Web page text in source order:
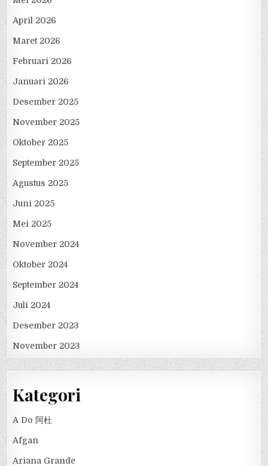
April 2026
Maret 2026
Februari 2026
Januari 2026
Desember 2025
November 2025
Oktober 2025
September 2025
Agustus 2025
Juni 2025
Mei 2025
November 2024
Oktober 2024
September 2024
Juli 2024
Desember 2023
November 2023
Kategori
A Do 阿杜
Afgan
Ariana Grande